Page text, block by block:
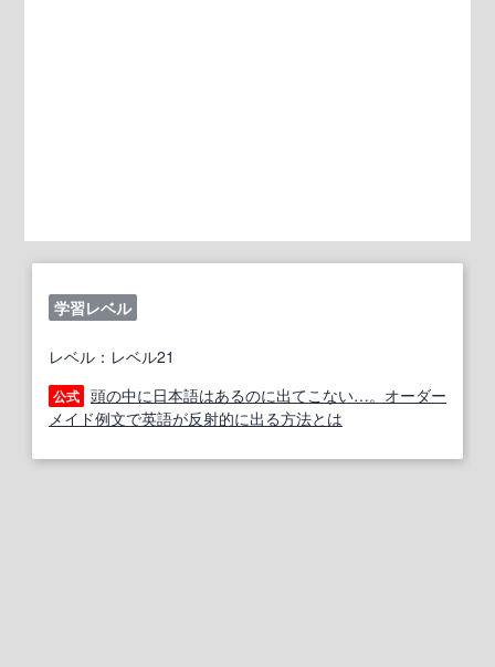
学習レベル
レベル：レベル21
公式 頭の中に日本語はあるのに出てこない…。オーダー
メイド例文で英語が反射的に出る方法とは